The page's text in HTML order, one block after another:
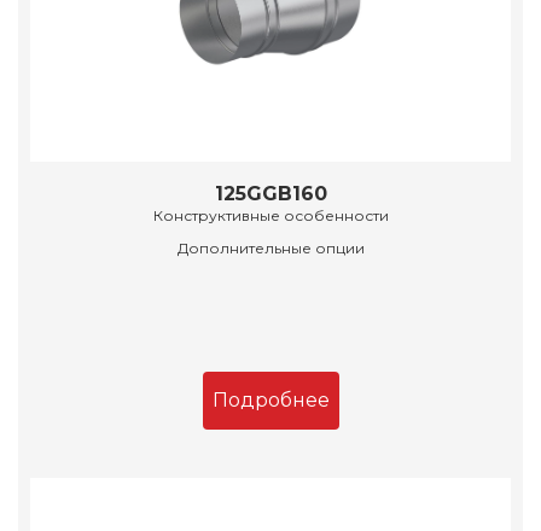
125GGB160
Конструктивные особенности
Дополнительные опции
Подробнее